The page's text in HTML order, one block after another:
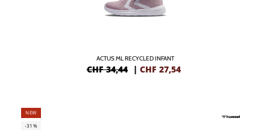
ACTUS ML RECYCLED INFANT
CHF 34,44 | CHF 27,54
NEW
-31%